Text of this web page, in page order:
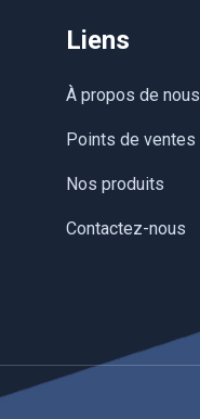
Liens
À propos de nous
Points de ventes
Nos produits
Contactez-nous